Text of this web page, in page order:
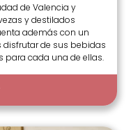
de Valencia y
y destilados
además con un
de sus bebidas
para cada una de ellas.